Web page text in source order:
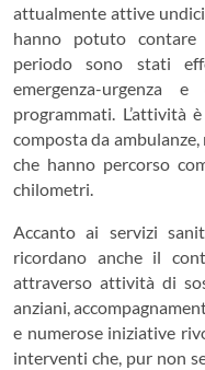
attualmente attive
hanno potuto
periodo sono stati
emergenza-urgenza
programmati. L’attività
composta da
che hanno percorso
chilometri.
Accanto ai servizi
ricordano anche il
attraverso attività di
anziani,
e numerose iniziative
interventi che, pur non